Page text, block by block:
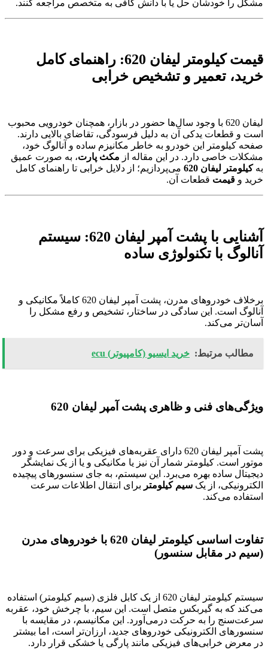
مشکل را خودشان حل یا با دانش کافی به متخصص مراجعه کنند.
قیمت کیلومتر لیفان 620: راهنمای کامل
خرید، تعمیر و تشخیص خرابی
لیفان 620 با وجود سال‌ها حضور در بازار، همچنان خودرویی محبوب
است و قطعات یدکی آن به دلیل فرسودگی، تقاضای بالایی دارند.
صفحه کیلومتر این خودرو به خاطر مکانیزم ساده و آنالوگ خود،
مشکلات خاصی دارد. در این مقاله از مکث پارت، به صورت عمیق
بهکیلومتر لیفان 620
می‌پردازیم؛ از دلایل خرابی تا راهنمای کامل
خرید و قیمت قطعات آن.
آشنایی با پشت آمپر لیفان 620: سیستم
آنالوگ با تکنولوژی ساده
برخلاف خودروهای مدرن، پشت آمپر لیفان 620 کاملاً مکانیکی و
آنالوگ است. این سادگی در ساختار، تشخیص و رفع مشکل را
آسان‌تر می‌کند.
مطالب مرتبط: خرید ایسیو (کامپیوتر) ecu
ویژگی‌های فنی و ظاهری پشت آمپر لیفان 620
پشت آمپر لیفان 620 دارای عقربه‌های فیزیکی برای سرعت و دور
موتور است. کیلومتر شمار آن نیز یا مکانیکی و یا از یک نمایشگر
دیجیتال ساده بهره می‌برد. این سیستم، به جای سنسورهای پیچیده
الکترونیکی، از یک سیم کیلومتر برای انتقال اطلاعات سرعت
استفاده می‌کند.
تفاوت اساسی کیلومتر لیفان 620 با خودروهای مدرن
(سیم در مقابل سنسور)
سیستم کیلومتر لیفان 620 از یک کابل فلزی (سیم کیلومتر) استفاده
می‌کند که به گیربکس متصل است. این سیم، با چرخش خود، عقربه
سرعت‌سنج را به حرکت درمی‌آورد. این مکانیسم، در مقایسه با
سنسورهای الکترونیکی خودروهای جدید، ارزان‌تر است، اما بیشتر
در معرض خرابی‌های فیزیکی مانند پارگی یا خشکی قرار دارد.